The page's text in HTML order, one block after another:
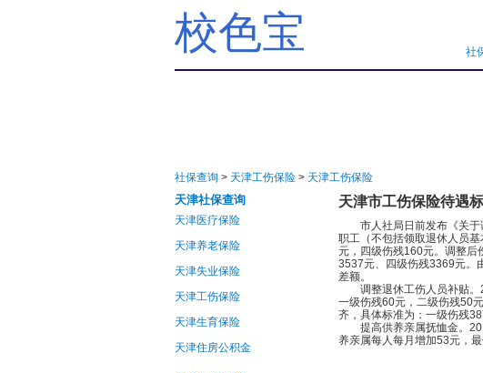
校色宝 社
社保查询 > 天津工伤保险 > 天津工伤保险
天津社保查询
天津医疗保险
天津养老保险
天津失业保险
天津工伤保险
天津生育保险
天津住房公积金
天津市工伤保险待遇
市人社局日前发布《关于
职工（不包括领取退休人员
元，四级伤残160元。调整后
3537元、四级伤残3369元。
差额。
调整退休工伤人员补贴。
一级伤残60元，二级伤残50
齐，具体标准为：一级伤残
提高供养亲属抚恤金。
养亲属每人每月增加53元，最